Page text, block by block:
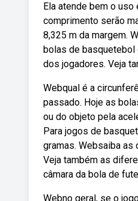
Ela atende bem o uso
comprimento serão
8,325 m da margem.
bolas de basquetebol
dos jogadores. Veja
Webqual é a
passado. Hoje as
ou do objeto pela
Para jogos de
gramas. Websaiba
Veja também as
câmara da bola de
Webno geral, se o